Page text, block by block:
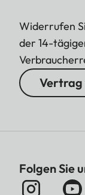
Widerrufen
der 14-
Folgen Sie